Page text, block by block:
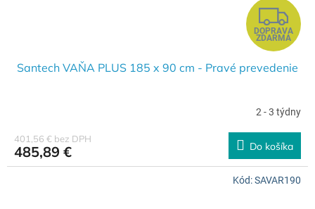
Z
A
D
A
R
M
O
DOPRAVA
ZDARMA
Santech VAŇA PLUS 185 x 90 cm - Pravé prevedenie
2 - 3 týdny
401,56 € bez DPH
485,89 € Do košíka
Kód:SAVAR190